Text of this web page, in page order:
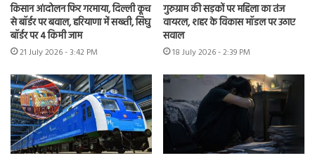
किसान आंदोलन फिर गरमाया, दिल्ली कूच
से बॉर्डर पर बवाल, हरियाणा में सख्ती, सिंघु
बॉर्डर पर 4 किमी जाम
21 July 2026 - 3:42 PM
गुरुग्राम की सड़कों पर महिला का तंज
वायरल, शहर के विकास मॉडल पर उठाए
सवाल
18 July 2026 - 2:39 PM